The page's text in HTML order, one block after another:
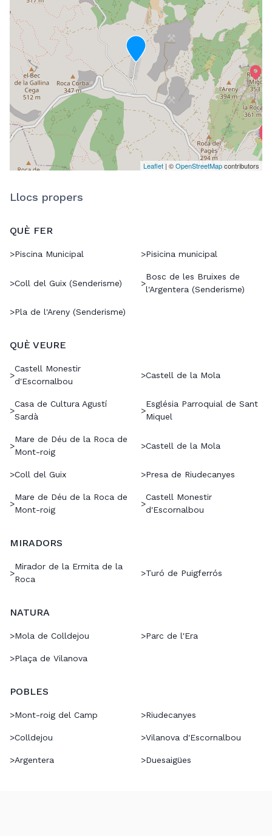
Leaflet| ©OpenStreetMapcontributors
Llocs propers
QUÈ FER
>Piscina Municipal >Pisicina municipal
>Coll del Guix (Senderisme) >
Bosc de les Bruixes de
l'Argentera (Senderisme)
>Pla de l'Areny (Senderisme)
QUÈ VEURE
>
Castell Monestir
d'Escornalbou
>Castell de la Mola
>
Casa de Cultura Agustí
Sardà
>
Església Parroquial de Sant
Miquel
>
Mare de Déu de la Roca de
Mont-roig
>Castell de la Mola
>Coll del Guix >Presa de Riudecanyes
>
Mare de Déu de la Roca de
Mont-roig
>
Castell Monestir
d'Escornalbou
MIRADORS
>
Mirador de la Ermita de la
Roca
>Turó de Puigferrós
NATURA
>Mola de Colldejou >Parc de l'Era
>Plaça de Vilanova
POBLES
>Mont-roig del Camp >Riudecanyes
>Colldejou >Vilanova d'Escornalbou
>Argentera >Duesaigües